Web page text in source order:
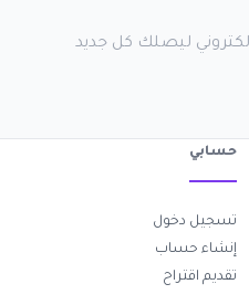
ليصلك كل جديد
حسابي
تسجيل دخول
إنشاء حساب
تقديم اقتراح